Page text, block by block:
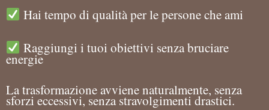
Hai tempo di qualità per le persone che ami
Raggiungi i tuoi obiettivi senza bruciare
energie
La trasformazione avviene naturalmente, senza
sforzi eccessivi, senza stravolgimenti drastici.